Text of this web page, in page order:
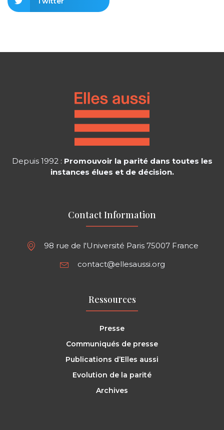
Depuis 1992 : Promouvoir la parité dans toutes les
instances élues et de décision.
Contact Information
98 rue de l'Université Paris 75007 France
contact@ellesaussi.org
Ressources
Presse
Communiqués de presse
Publications d’Elles aussi
Evolution de la parité
Archives